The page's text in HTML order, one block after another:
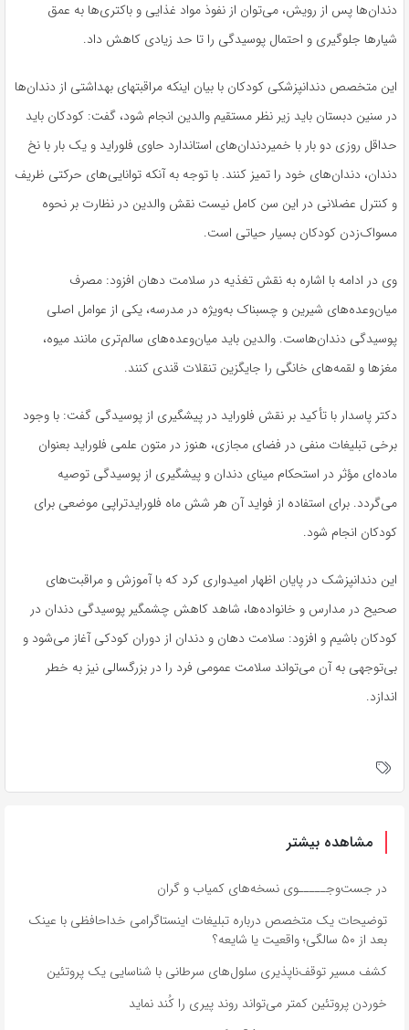
دندان‌ها پس از رویش، می‌توان از نفوذ مواد غذایی و باکتری‌ها به عمق
شیارها جلوگیری و احتمال پوسیدگی را تا حد زیادی کاهش داد.
این متخصص دندانپزشکی کودکان با بیان اینکه مراقبتهای بهداشتی از دندان‌ها
در سنین دبستان باید زیر نظر مستقیم والدین انجام شود، گفت: کودکان باید
حداقل روزی دو بار با خمیردندان‌های استاندارد حاوی فلوراید و یک بار با نخ
دندان، دندان‌های خود را تمیز کنند. با توجه به آنکه توانایی‌های حرکتی ظریف
و کنترل عضلانی در این سن کامل نیست نقش والدین در نظارت بر نحوه
مسواک‌زدن کودکان بسیار حیاتی است.
وی در ادامه با اشاره به نقش تغذیه در سلامت دهان افزود: مصرف
میان‌وعده‌های شیرین و چسبناک به‌ویژه در مدرسه، یکی از عوامل اصلی
پوسیدگی دندان‌هاست. والدین باید میان‌وعده‌های سالم‌تری مانند میوه،
مغزها و لقمه‌های خانگی را جایگزین تنقلات قندی کنند.
دکتر پاسدار با تأکید بر نقش فلوراید در پیشگیری از پوسیدگی گفت: با وجود
برخی تبلیغات منفی در فضای مجازی، هنوز در متون علمی فلوراید بعنوان
ماده‌ای مؤثر در استحکام مینای دندان و پیشگیری از پوسیدگی توصیه
می‌گردد. برای استفاده از فواید آن هر شش ماه فلورایدتراپی موضعی برای
کودکان انجام شود.
این دندانپزشک در پایان اظهار امیدواری کرد که با آموزش و مراقبت‌های
صحیح در مدارس و خانواده‌ها، شاهد کاهش چشمگیر پوسیدگی دندان در
کودکان باشیم و افزود: سلامت دهان و دندان از دوران کودکی آغاز می‌شود و
بی‌توجهی به آن می‌تواند سلامت عمومی فرد را در بزرگسالی نیز به خطر
اندازد.
مشاهده بیشتر
در جست‌وجـــــوی نسخه‌های کمیاب و گران
توضیحات یک متخصص درباره تبلیغات اینستاگرامی خداحافظی با عینک
بعد از ۵۰ سالگی؛ واقعیت یا شایعه؟
کشف مسیر توقف‌ناپذیری سلول‌های سرطانی با شناسایی یک پروتئین
خوردن پروتئین کمتر می‌تواند روند پیری را کُند نماید